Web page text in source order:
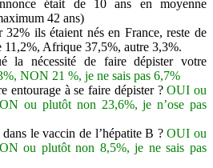
était de 10 ans en moyenne
42 ans)
32% ils étaient nés en France, reste de
11,2%, Afrique 37,5%, autre 3,3%.
la nécessité de faire dépister votre
NON 21 %, je ne sais pas 6,7%
entourage à se faire dépister ?OUI ou
ou plutôt non 23,6%, je n’ose pas
le vaccin de l’hépatite B ?OUI ou
ou plutôt non 8,5%, je ne sais pas